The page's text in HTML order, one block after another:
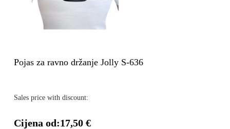
Pojas za ravno držanje Jolly S-636
Sales price with discount:
Cijena od:17,50 €